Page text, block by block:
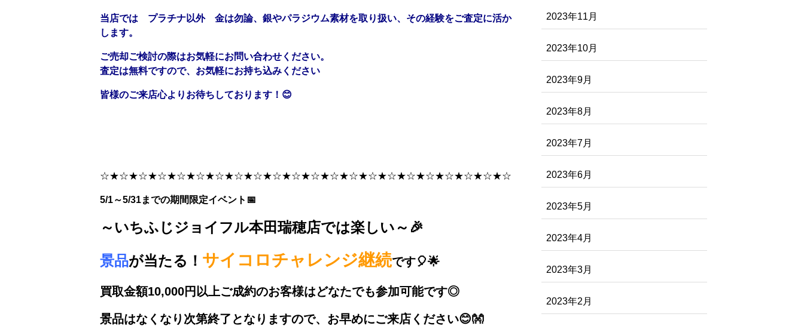
当店では プラチナ以外 金は勿論、銀やパラジウム素材を取り扱い、その経験をご査定に活か
します。
ご売却ご検討の際はお気軽にお問い合わせください。
査定は無料ですので、お気軽にお持ち込みください
皆様のご来店心よりお待ちしております！😊
☆★☆★☆★☆★☆★☆★☆★☆★☆★☆★☆★☆★☆★☆★☆★☆★☆★☆★☆★☆★☆★☆
5/1～5/31までの期間限定イベント📅
～いちふじジョイフル本田瑞穂店では楽しい～🎉
景品が当たる！ サイコロチャレンジ継続です🎈🌟
買取金額10,000円以上ご成約のお客様はどなたでも参加可能です◎
景品はなくなり次第終了となりますので、お早めにご来店ください😊👐
2023年11月
2023年10月
2023年9月
2023年8月
2023年7月
2023年6月
2023年5月
2023年4月
2023年3月
2023年2月